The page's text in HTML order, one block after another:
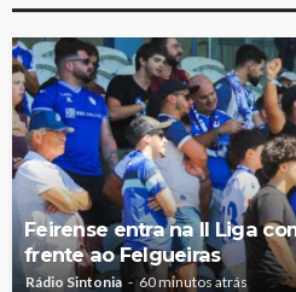
Feirense entra na II Liga
frente ao Felgueiras
Rádio Sintonia 60 minutos atrás